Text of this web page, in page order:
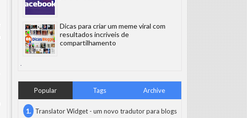
Dicas para criar um meme viral com
resultados incríveis de
compartilhamento
Popular Tags Archive
Translator Widget - um novo tradutor para blogs